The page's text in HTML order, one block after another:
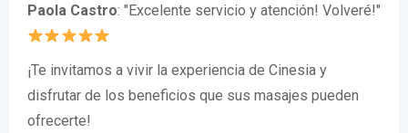
Paola Castro: "Excelente servicio y atención! Volveré!"
¡Te invitamos a vivir la experiencia de Cinesia y
disfrutar de los beneficios que sus masajes pueden
ofrecerte!